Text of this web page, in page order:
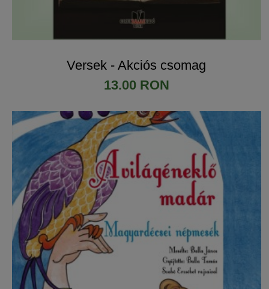
Versek - Akciós csomag
13.00 RON